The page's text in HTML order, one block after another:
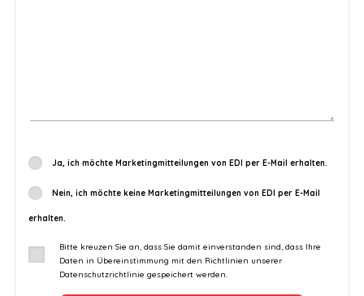
Ja, ich möchte Marketingmitteilungen von EDI per E-Mail erhalten.
Nein, ich möchte keine Marketingmitteilungen von EDI per E-Mail
erhalten.
Bitte kreuzen Sie an, dass Sie damit einverstanden sind, dass Ihre
Daten in Übereinstimmung mit den Richtlinien unserer
Datenschutzrichtlinie gespeichert werden.